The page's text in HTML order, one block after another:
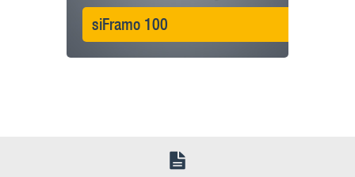
siFramo 100